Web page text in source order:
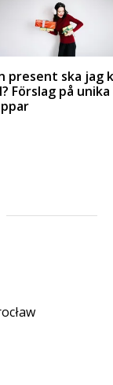
present ska jag
Förslag på unika